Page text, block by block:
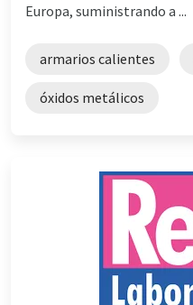
Europa, suministrando a ...
armarios calientes
óxidos metálicos